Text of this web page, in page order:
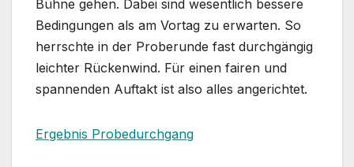
Bühne gehen. Dabei sind wesentlich bessere
Bedingungen als am Vortag zu erwarten. So
herrschte in der Proberunde fast durchgängig
leichter Rückenwind. Für einen fairen und
spannenden Auftakt ist also alles angerichtet.
Ergebnis Probedurchgang